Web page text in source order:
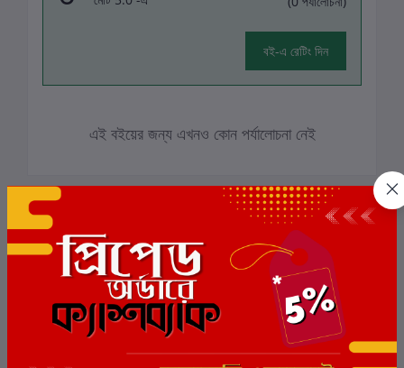
বই-এ রেটিং দিন
এই বইয়ের জন্য এখনও কোন পর্যালোচনা নেই
সংশ্লিষ্ট বই